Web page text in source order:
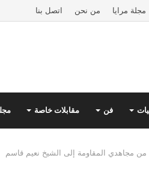
مجلة مرايا من نحن اتصل بنا
فن مقابلات خاصة
من مجاهدي المقاومة إلى الشيخ نعيم قاسم